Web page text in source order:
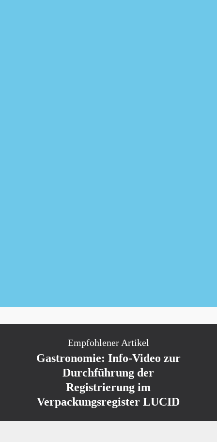
Empfohlener Artikel
Gastronomie: Info-Video zur
Durchführung der
Registrierung im
Verpackungsregister LUCID